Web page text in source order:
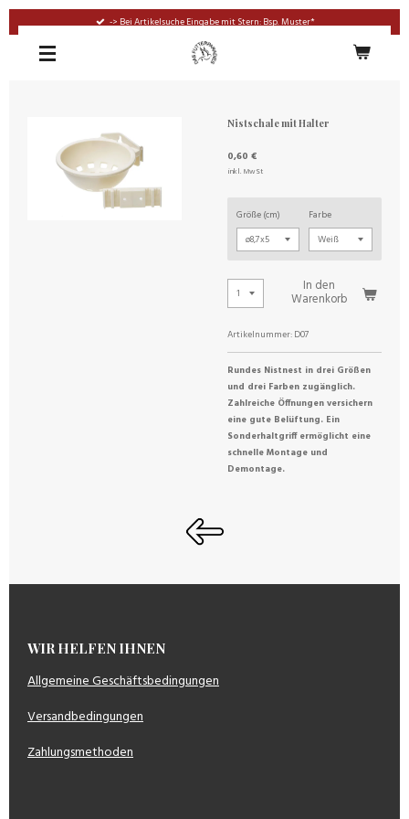
springen
-> Bei Artikelsuche Eingabe mit Stern: Bsp. Muster*
Nistschale mit Halter
0,60 €
inkl. MwSt
Größe (cm) Farbe
In den
Warenkorb
Artikelnummer:D07
Rundes Nistnest in drei Größen
und drei Farben zugänglich.
Zahlreiche Öffnungen versichern
eine gute Belüftung. Ein
Sonderhaltgriff ermöglicht eine
schnelle Montage und
Demontage.
WIR HELFEN IHNEN
Allgemeine Geschäftsbedingungen
Versandbedingungen
Zahlungsmethoden